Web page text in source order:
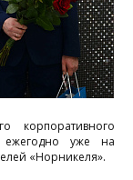
корпоративного
ежегодно уже на
«Норникеля».